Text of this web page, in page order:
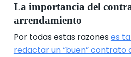
La importancia del
arrendamiento
Por todas estas razones es
redactar un “buen” contrato